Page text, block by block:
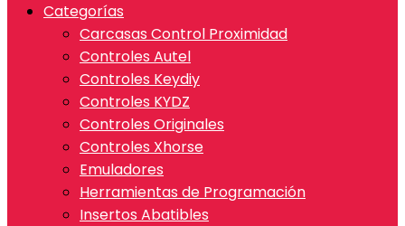
Categorías
Carcasas Control Proximidad
Controles Autel
Controles Keydiy
Controles KYDZ
Controles Originales
Controles Xhorse
Emuladores
Herramientas de Programación
Insertos Abatibles